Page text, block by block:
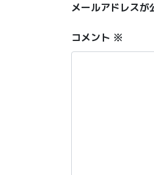
メールアドレスが
コメント ※